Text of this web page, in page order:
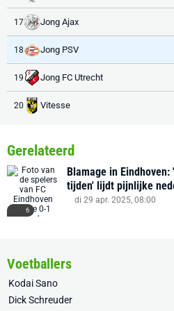
17 Jong Ajax
18 Jong PSV
19 Jong FC Utrecht
20 Vitesse
Gerelateerd
6
Blamage in
tijden' lijdt pijnlijke
di 29 apr. 2025, 08:00
Voetballers
Kodai Sano
Dick Schreuder